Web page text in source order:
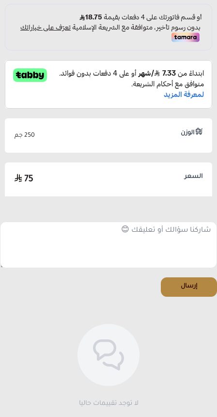
الوزن 250 جم
السعر 75
إرسال
لا توجد تقييمات حاليا